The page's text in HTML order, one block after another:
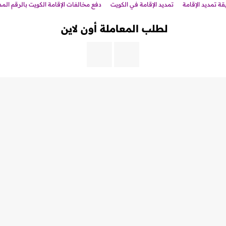
تمديد الإقامة تمديد الإقامة في الكويت دفع مخالفات الإقامة الكويت بالرقم
لطلب المعاملة أون لاين